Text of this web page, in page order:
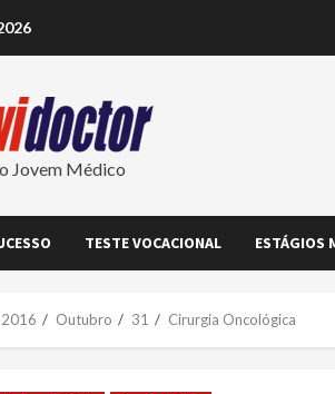
Jovem Médico
TESTE VOCACIONAL ESTÁGIOS
2016 Outubro 31 Cirurgia Oncológica